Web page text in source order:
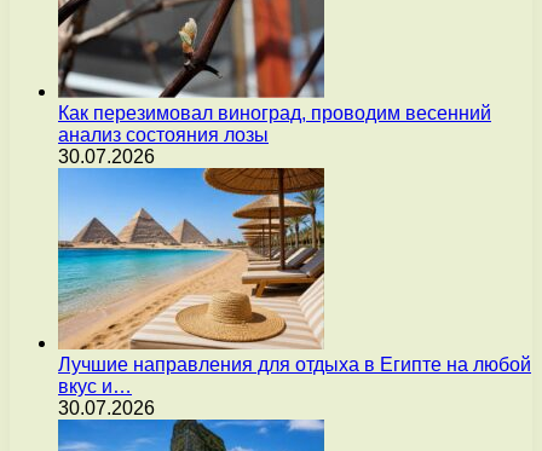
Как перезимовал виноград, проводим весенний
анализ состояния лозы
30.07.2026
Лучшие направления для отдыха в Египте на любой
вкус и…
30.07.2026